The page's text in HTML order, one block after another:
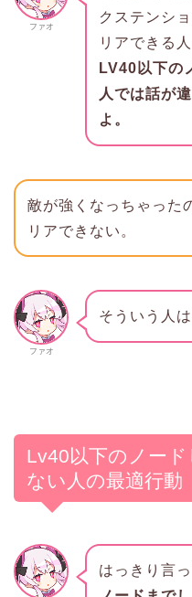
ファオ
クステンシ
リアできる
LV40以下の
人では話が
よ。
敵が強くなっちゃった
リアできない。
ファオ
そういう人
Lv40以下のノー
ない人の最適行動
はっきり言